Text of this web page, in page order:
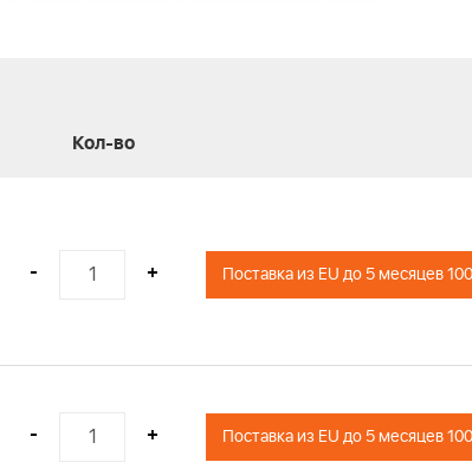
Кол-во
- + Поставка из EU до 5 месяцев
- + Поставка из EU до 5 месяцев